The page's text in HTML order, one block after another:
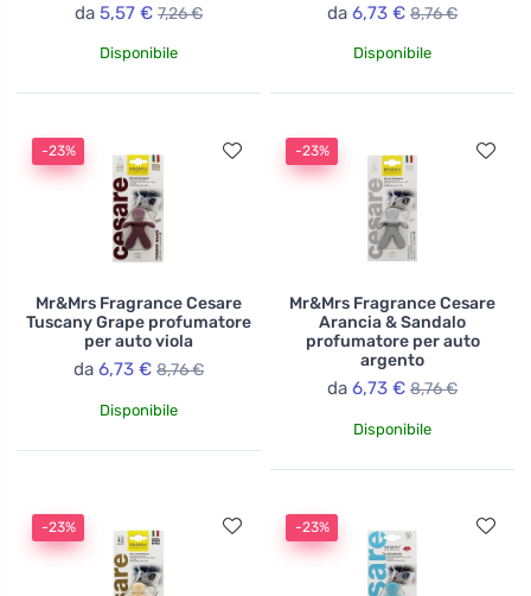
da 5,57 € 7,26 €
Disponibile
da 6,73 € 8,76 €
Disponibile
-23%
Mr&Mrs Fragrance Cesare
Tuscany Grape profumatore
per auto viola
da 6,73 € 8,76 €
Disponibile
-23%
Mr&Mrs Fragrance Cesare
Arancia & Sandalo
profumatore per auto
argento
da 6,73 € 8,76 €
Disponibile
-23% -23%